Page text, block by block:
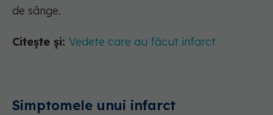
de sânge.
Citește și: Vedete care au făcut infarct
Simptomele unui infarct